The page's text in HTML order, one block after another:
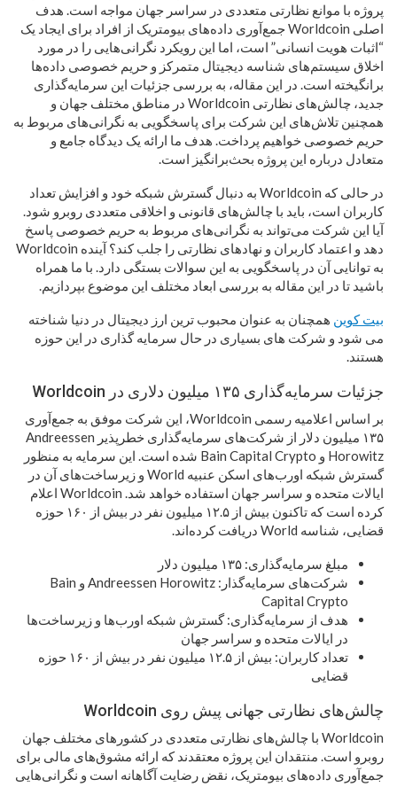
پروژه با موانع نظارتی متعددی در سراسر جهان مواجه است. هدف
اصلی Worldcoin جمع‌آوری داده‌های بیومتریک از افراد برای ایجاد یک
“اثبات هویت انسانی” است، اما این رویکرد نگرانی‌هایی را در مورد
اخلاق سیستم‌های شناسه دیجیتال متمرکز و حریم خصوصی داده‌ها
برانگیخته است. در این مقاله، به بررسی جزئیات این سرمایه‌گذاری
جدید، چالش‌های نظارتی Worldcoin در مناطق مختلف جهان و
همچنین تلاش‌های این شرکت برای پاسخگویی به نگرانی‌های مربوط به
حریم خصوصی خواهیم پرداخت. هدف ما ارائه یک دیدگاه جامع و
متعادل درباره این پروژه بحث‌برانگیز است.
در حالی که Worldcoin به دنبال گسترش شبکه خود و افزایش تعداد
کاربران است، باید با چالش‌های قانونی و اخلاقی متعددی روبرو شود.
آیا این شرکت می‌تواند به نگرانی‌های مربوط به حریم خصوصی پاسخ
دهد و اعتماد کاربران و نهادهای نظارتی را جلب کند؟ آینده Worldcoin
به توانایی آن در پاسخگویی به این سوالات بستگی دارد. با ما همراه
باشید تا در این مقاله به بررسی ابعاد مختلف این موضوع بپردازیم.
بیت کوین همچنان به عنوان محبوب ترین ارز دیجیتال در دنیا شناخته
می شود و شرکت های بسیاری در حال سرمایه گذاری در این حوزه
هستند.
جزئیات سرمایه‌گذاری ۱۳۵ میلیون دلاری در Worldcoin
بر اساس اعلامیه رسمی Worldcoin، این شرکت موفق به جمع‌آوری
۱۳۵ میلیون دلار از شرکت‌های سرمایه‌گذاری خطرپذیر Andreessen
Horowitz و Bain Capital Crypto شده است. این سرمایه به منظور
گسترش شبکه اورب‌های اسکن عنبیه World و زیرساخت‌های آن در
ایالات متحده و سراسر جهان استفاده خواهد شد. Worldcoin اعلام
کرده است که تاکنون بیش از ۱۲.۵ میلیون نفر در بیش از ۱۶۰ حوزه
قضایی، شناسه World دریافت کرده‌اند.
مبلغ سرمایه‌گذاری: ۱۳۵ میلیون دلار
شرکت‌های سرمایه‌گذار: Andreessen Horowitz و Bain
Capital Crypto
هدف از سرمایه‌گذاری: گسترش شبکه اورب‌ها و زیرساخت‌ها
در ایالات متحده و سراسر جهان
تعداد کاربران: بیش از ۱۲.۵ میلیون نفر در بیش از ۱۶۰ حوزه
قضایی
چالش‌های نظارتی جهانی پیش روی Worldcoin
Worldcoin با چالش‌های نظارتی متعددی در کشورهای مختلف جهان
روبرو است. منتقدان این پروژه معتقدند که ارائه مشوق‌های مالی برای
جمع‌آوری داده‌های بیومتریک، نقض رضایت آگاهانه است و نگرانی‌هایی